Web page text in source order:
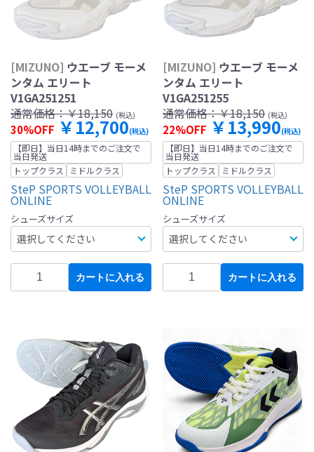
[MIZUNO] ウエーブ モーメ
ンタム エリート
V1GA251251
通常価格：￥18,150 (税込)
30%OFF ￥12,700(税込)
【即日】当日14時までのご注文で
当日発送
トップクラス
ミドルクラス
SteP SPORTS VOLLEYBALL
ONLINE
シューズサイズ
カートに入れる
[MIZUNO] ウエーブ モーメ
ンタム エリート
V1GA251255
通常価格：￥18,150 (税込)
22%OFF ￥13,990(税込)
【即日】当日14時までのご注文で
当日発送
トップクラス
ミドルクラス
SteP SPORTS VOLLEYBALL
ONLINE
シューズサイズ
カートに入れる